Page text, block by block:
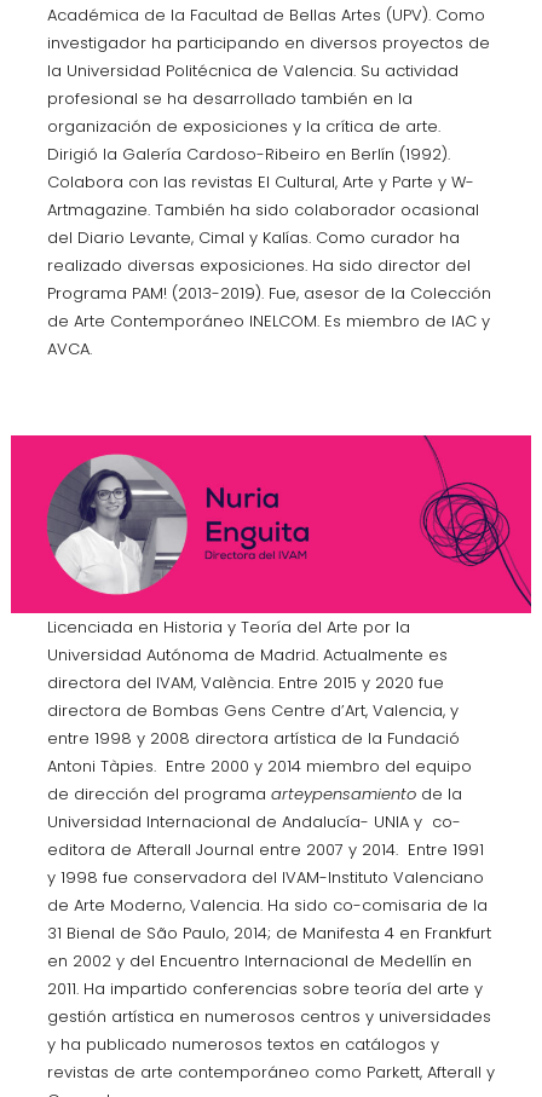
Académica de la Facultad de Bellas Artes (UPV). Como
investigador ha participando en diversos proyectos de
la Universidad Politécnica de Valencia. Su actividad
profesional se ha desarrollado también en la
organización de exposiciones y la crítica de arte.
Dirigió la Galería Cardoso-Ribeiro en Berlín (1992).
Colabora con las revistas El Cultural, Arte y Parte y W-
Artmagazine. También ha sido colaborador ocasional
del Diario Levante, Cimal y Kalías. Como curador ha
realizado diversas exposiciones. Ha sido director del
Programa PAM! (2013-2019). Fue, asesor de la Colección
de Arte Contemporáneo INELCOM. Es miembro de IAC y
AVCA.
Licenciada en Historia y Teoría del Arte por la
Universidad Autónoma de Madrid. Actualmente es
directora del IVAM, València. Entre 2015 y 2020 fue
directora de Bombas Gens Centre d’Art, Valencia, y
entre 1998 y 2008 directora artística de la Fundació
Antoni Tàpies. Entre 2000 y 2014 miembro del equipo
de dirección del programa arteypensamientode la
Universidad Internacional de Andalucía- UNIA y co-
editora de Afterall Journal entre 2007 y 2014. Entre 1991
y 1998 fue conservadora del IVAM-Instituto Valenciano
de Arte Moderno, Valencia. Ha sido co-comisaria de la
31 Bienal de São Paulo, 2014; de Manifesta 4 en Frankfurt
en 2002 y del Encuentro Internacional de Medellín en
2011. Ha impartido conferencias sobre teoría del arte y
gestión artística en numerosos centros y universidades
y ha publicado numerosos textos en catálogos y
revistas de arte contemporáneo como Parkett, Afterall y